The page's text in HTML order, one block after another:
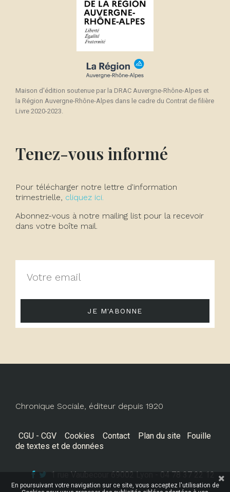
Maison d'édition soutenue par la DRAC Auvergne-Rhône-Alpes et
la Région Auvergne-Rhône-Alpes dans le cadre du Contrat de filière
Livre 2020-2023.
Tenez-vous informé
Pour télécharger notre lettre d'information
trimestrielle, cliquez ici.
Abonnez-vous à notre mailing list pour la recevoir
dans votre boîte mail.
JE M'ABONNE
Chronique Sociale, éditeur depuis 1920
CGU - CGV Cookies Contact Plan du site
Fouille
de textes et de données
1 rue Vaubecour 69002 Lyon - 04 78 37 22 12
En poursuivant votre navigation sur ce site, vous acceptez l'utilisation de